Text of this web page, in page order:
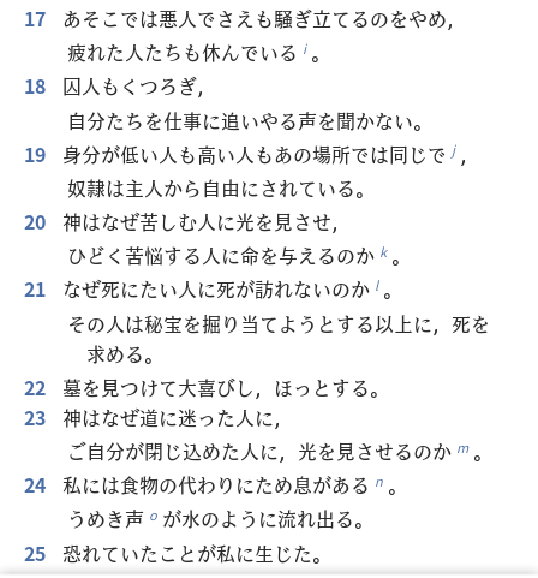
17
あそこでは悪人でさえも騒ぎ立てるのをやめ，
疲れた人たちも休んでいる i 。
18
囚人もくつろぎ，
自分たちを仕事に追いやる声を聞かない。
19
身分が低い人も高い人もあの場所では同じで j ，
奴隷は主人から自由にされている。
20
神はなぜ苦しむ人に光を見させ，
ひどく苦悩する人に命を与えるのか k 。
21
なぜ死にたい人に死が訪れないのか l 。
その人は秘宝を掘り当てようとする以上に，死を
求める。
22
墓を見つけて大喜びし，ほっとする。
23
神はなぜ道に迷った人に，
ご自分が閉じ込めた人に，光を見させるのか m 。
24
私には食物の代わりにため息がある n 。
うめき声 o が水のように流れ出る。
25
恐れていたことが私に生じた。